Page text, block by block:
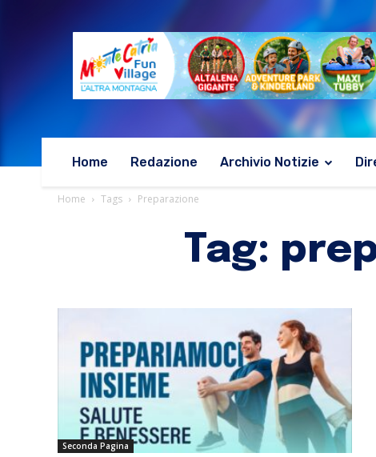
Home Redazione Archivio Notizie
Home Tags Preparazione
Tag:
Seconda Pagina